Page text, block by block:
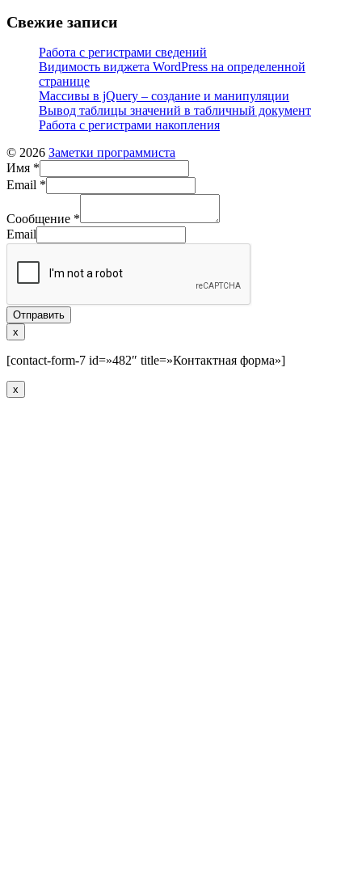
Свежие записи
Работа с регистрами сведений
Видимость виджета WordPress на определенной
странице
Массивы в jQuery – создание и манипуляции
Вывод таблицы значений в табличный документ
Работа с регистрами накопления
© 2026 Заметки программиста
Имя *
Email *
Сообщение *
Email
Отправить
x
[contact-form-7 id=»482″ title=»Контактная форма»]
x